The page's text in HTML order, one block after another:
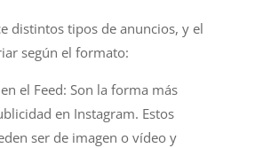
distintos tipos de anuncios, y el
según el formato:
el Feed: Son la forma más
en Instagram. Estos
ser de imagen o vídeo y